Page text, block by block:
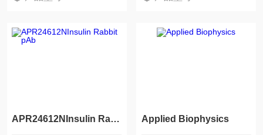
APR24612NInsulin Rabbit pAb Applied Biophysics